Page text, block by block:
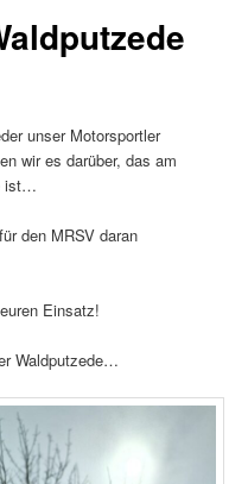
unser Motorsportler
wir es darüber, das am
ist…
den MRSV daran
Einsatz!
Waldputzede…